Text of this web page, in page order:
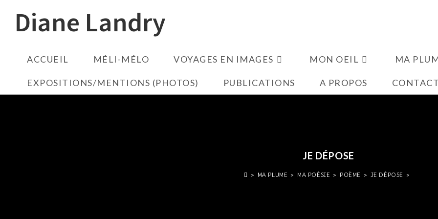
Diane Landry
ACCUEIL MÉLI-MÉLO VOYAGES EN IMAGES MON OEIL MA
EXPOSITIONS/MENTIONS (PHOTOS) PUBLICATIONS A PROPOS
JE DÉPOSE
> MA PLUME > MA POÉSIE > POÈME > JE DÉPOSE >